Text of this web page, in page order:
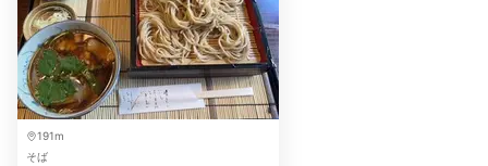
地元を味わい尽くす
大満足のディナー
191m
そば